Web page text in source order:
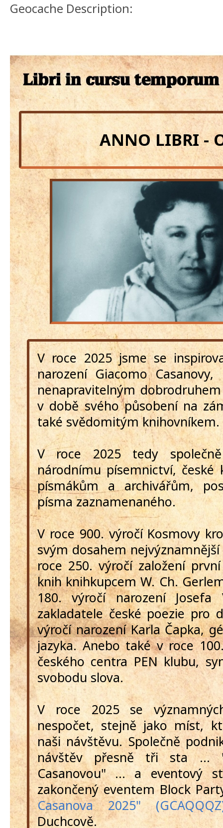
Geocache Description:
ANNO LIBRI -
V roce 2025 jsme se
narození Giacomo
nenapravitelným
v době svého působení na
také svědomitým knihovníkem.
V roce 2025 tedy
národnímu písemnictví, české
písmákům a archivářům,
písma zaznamenaného.
V roce 900. výročí Kosmovy
svým dosahem
roce 250. výročí založení
knih knihkupcem W. Ch.
180. výročí narození Josefa
zakladatele české poezie pro
výročí narození Karla Čapka,
jazyka. Anebo také v roce
českého centra PEN klubu,
svobodu slova.
V roce 2025 se
nespočet, stejně jako míst,
naši návštěvu. Společně
návštěv přesně tři sta ...
Casanovou" ... a eventový
zakončený eventem Block
Casanova 2025"
Duchcově.